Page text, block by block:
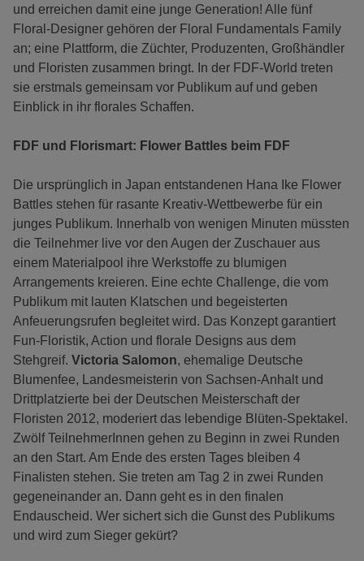
und erreichen damit eine junge Generation! Alle fünf
Floral-Designer gehören der Floral Fundamentals Family
an; eine Plattform, die Züchter, Produzenten, Großhändler
und Floristen zusammen bringt. In der FDF-World treten
sie erstmals gemeinsam vor Publikum auf und geben
Einblick in ihr florales Schaffen.
FDF und Florismart: Flower Battles beim FDF
Die ursprünglich in Japan entstandenen Hana Ike Flower
Battles stehen für rasante Kreativ-Wettbewerbe für ein
junges Publikum. Innerhalb von wenigen Minuten müssten
die Teilnehmer live vor den Augen der Zuschauer aus
einem Materialpool ihre Werkstoffe zu blumigen
Arrangements kreieren. Eine echte Challenge, die vom
Publikum mit lauten Klatschen und begeisterten
Anfeuerungsrufen begleitet wird. Das Konzept garantiert
Fun-Floristik, Action und florale Designs aus dem
Stehgreif. Victoria Salomon, ehemalige Deutsche
Blumenfee, Landesmeisterin von Sachsen-Anhalt und
Drittplatzierte bei der Deutschen Meisterschaft der
Floristen 2012, moderiert das lebendige Blüten-Spektakel.
Zwölf TeilnehmerInnen gehen zu Beginn in zwei Runden
an den Start. Am Ende des ersten Tages bleiben 4
Finalisten stehen. Sie treten am Tag 2 in zwei Runden
gegeneinander an. Dann geht es in den finalen
Endauscheid. Wer sichert sich die Gunst des Publikums
und wird zum Sieger gekürt?